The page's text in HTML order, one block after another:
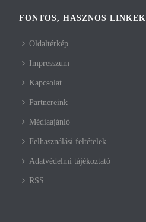
FONTOS, HASZNOS LINKEK
Oldaltérkép
Impresszum
Kapcsolat
Partnereink
Médiaajánló
Felhasználási feltételek
Adatvédelmi tájékoztató
RSS